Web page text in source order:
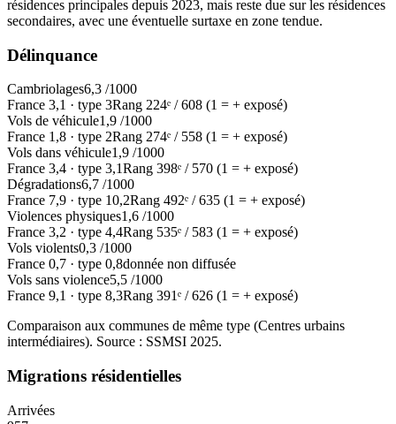
résidences principales depuis 2023, mais reste due sur les résidences
secondaires, avec une éventuelle surtaxe en zone tendue.
Délinquance
Cambriolages6,3 /1000
France 3,1 · type 3Rang 224ᵉ /608 (1 = + exposé)
Vols de véhicule1,9 /1000
France 1,8 · type 2Rang 274ᵉ / 558 (1 = + exposé)
Vols dans véhicule1,9 /1000
France 3,4 · type 3,1Rang 398ᵉ / 570 (1 = + exposé)
Dégradations6,7 /1000
France 7,9 · type 10,2Rang 492ᵉ /635 (1 = + exposé)
Violences physiques1,6 /1000
France 3,2 · type 4,4Rang 535ᵉ / 583 (1 = + exposé)
Vols violents0,3 /1000
France 0,7 · type 0,8donnée non diffusée
Vols sans violence5,5 /1000
France 9,1 · type 8,3Rang 391ᵉ /626 (1 = + exposé)
Comparaison aux communes de même type (Centres urbains
intermédiaires). Source : SSMSI 2025.
Migrations résidentielles
Arrivées